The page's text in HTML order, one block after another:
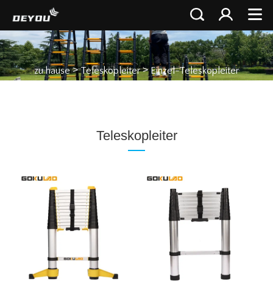
zu hause>Teleskopleiter> Einzel-Teleskopleiter
Teleskopleiter